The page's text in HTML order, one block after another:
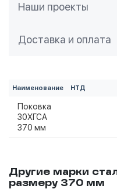
Наши проекты
Доставка и оплата
Наименование НТД
Поковка
30ХГСА
370 мм
Другие марки
размеру 370 мм